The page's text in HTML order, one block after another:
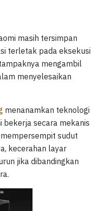
masih tersimpan
terletak pada eksekusi
mengambil
menyelesaikan
menanamkan teknologi
bekerja secara mekanis
sudut
kecerahan layar
jika dibandingkan